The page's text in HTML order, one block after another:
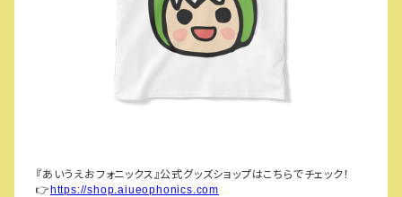
『あいうえおフォニックス』公式グッズショップはこちらでチェック！
👉 https://shop.aiueophonics.com